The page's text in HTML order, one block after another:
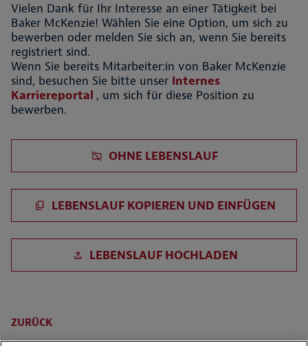
Vielen Dank für Ihr Interesse an einer Tätigkeit bei
Baker McKenzie! Wählen Sie eine Option, um sich zu
bewerben oder melden Sie sich an, wenn Sie bereits
registriert sind.
Wenn Sie bereits Mitarbeiter:in von Baker McKenzie
sind, besuchen Sie bitte unser Internes
Karriereportal , um sich für diese Position zu
bewerben.
OHNE LEBENSLAUF
Lebenslauf später hochladen
LEBENSLAUF KOPIEREN UND EINFÜGEN
LEBENSLAUF HOCHLADEN
ZURÜCK